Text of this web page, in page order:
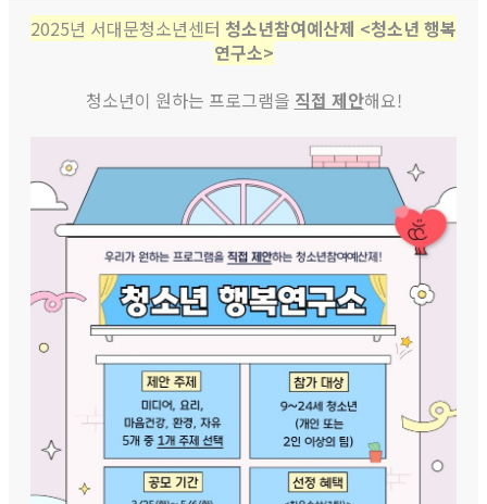
2025년 서대문청소년센터 청소년참여예산제 <청소년 행복
연구소>
청소년이 원하는 프로그램을 직접 제안해요!